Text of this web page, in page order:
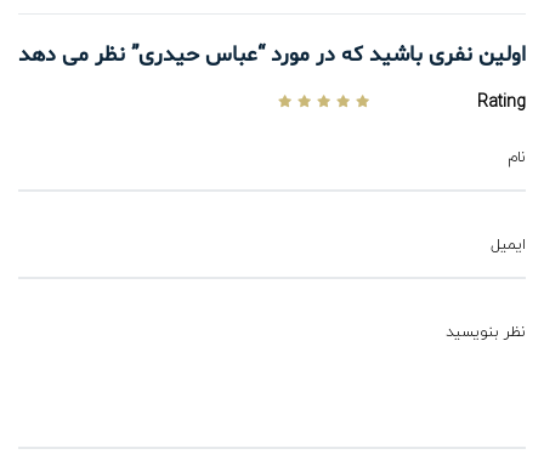
اولین نفری باشید که در مورد “عباس حیدری” نظر می دهد
Rating
نام
ایمیل
نظر بنویسید